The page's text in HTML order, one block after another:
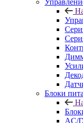
Блоки
AC/